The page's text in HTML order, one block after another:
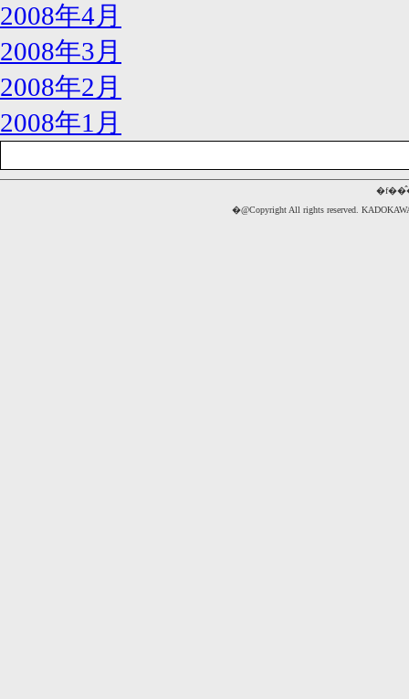
2008年4月
2008年3月
2008年2月
2008年1月
�@Copyright All rights reserved.